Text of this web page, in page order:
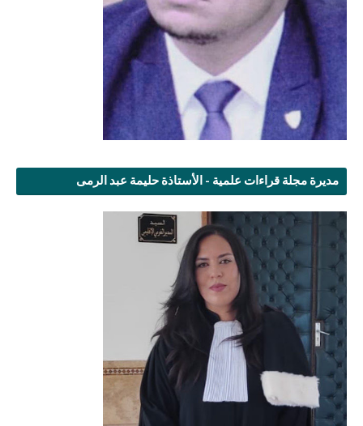
مديرة مجلة قراءات علمية - الأستاذة حليمة عبد الرمى